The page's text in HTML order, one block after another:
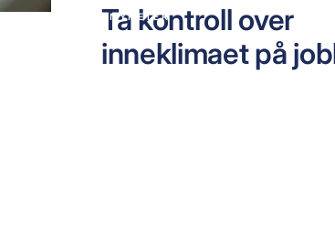
NYHETER
Ta kontroll over
inneklimaet på